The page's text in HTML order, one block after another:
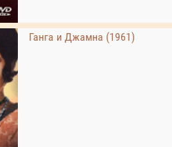
Ганга и Джамна (1961)